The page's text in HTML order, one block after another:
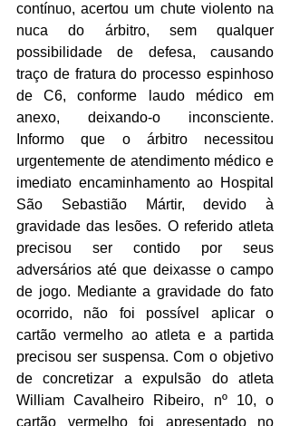
contínuo, acertou um chute violento na
nuca do árbitro, sem qualquer
possibilidade de defesa, causando
traço de fratura do processo espinhoso
de C6, conforme laudo médico em
anexo, deixando-o inconsciente.
Informo que o árbitro necessitou
urgentemente de atendimento médico e
imediato encaminhamento ao Hospital
São Sebastião Mártir, devido à
gravidade das lesões. O referido atleta
precisou ser contido por seus
adversários até que deixasse o campo
de jogo. Mediante a gravidade do fato
ocorrido, não foi possível aplicar o
cartão vermelho ao atleta e a partida
precisou ser suspensa. Com o objetivo
de concretizar a expulsão do atleta
William Cavalheiro Ribeiro, nº 10, o
cartão vermelho foi apresentado no